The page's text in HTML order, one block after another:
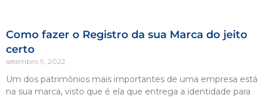
Como fazer o Registro da sua Marca do jeito
certo
setembro 9, 2022
Um dos patrimônios mais importantes de uma empresa está
na sua marca, visto que é ela que entrega a identidade para